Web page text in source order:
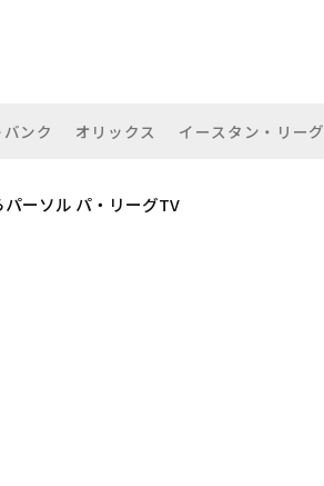
ンク オリックス イースタン・リーグ
ーソル パ・リーグTV